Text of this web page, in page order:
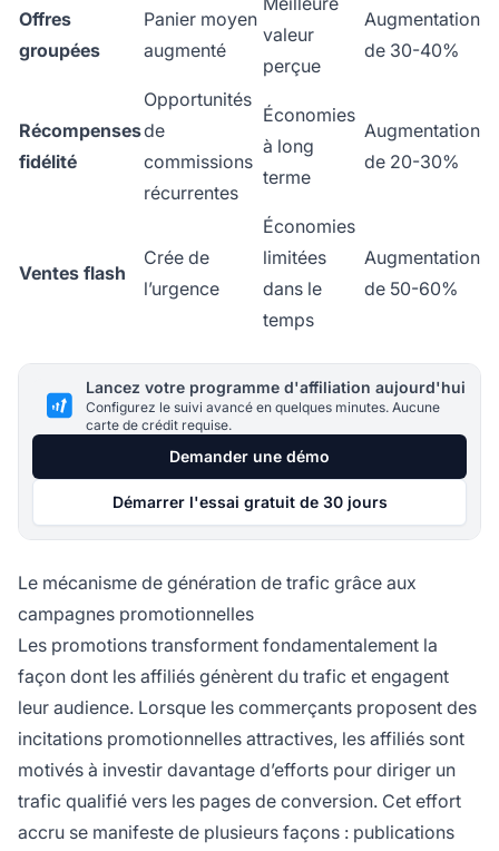
Offres
groupées
Panier moyen
augmenté
valeur
perçue
Augmentation
de 30-40%
Récompenses
fidélité
Opportunités
de
commissions
récurrentes
Économies
à long
terme
Augmentation
de 20-30%
Ventes flash
Crée de
l’urgence
Économies
limitées
dans le
temps
Augmentation
de 50-60%
Lancez votre programme d'affiliation aujourd'hui
Configurez le suivi avancé en quelques minutes. Aucune
carte de crédit requise.
Demander une démo
Démarrer l'essai gratuit de 30 jours
Le mécanisme de génération de trafic grâce aux
campagnes promotionnelles
Les promotions transforment fondamentalement la
façon dont les affiliés génèrent du trafic et engagent
leur audience. Lorsque les commerçants proposent des
incitations promotionnelles attractives, les affiliés sont
motivés à investir davantage d’efforts pour diriger un
trafic qualifié vers les pages de conversion. Cet effort
accru se manifeste de plusieurs façons : publications